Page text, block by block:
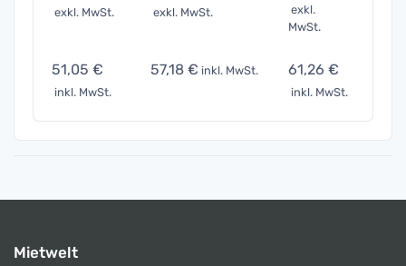
exkl. MwSt. exkl. MwSt.
exkl.
MwSt.
51,05 €
inkl. MwSt.
57,18 € inkl. MwSt. 61,26 €
inkl. MwSt.
Mietwelt